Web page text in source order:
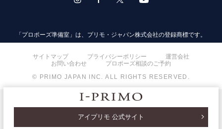
郡山モルティ店
いわき店
取扱店)TROA
「プロポーズ準備室」は、プリモ・ジャパン株式会社の登録商標です。
サイトマップ プライバシーポリシー
運営会社
お問い合わせ
プロポーズ相談のご予約
© PRIMO JAPAN INC. ALL RIGHTS RESERVED.
アイプリモ 公式サイト